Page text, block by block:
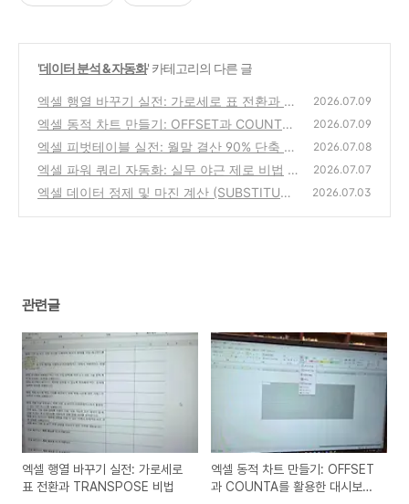
'데이터 분석 & 자동화' 카테고리의 다른 글
엑셀 행열 바꾸기 실전: 가로세로 표 전환과 T
RANSPOSE 비법
(0)
2026.07.09
엑셀 동적 차트 만들기: OFFSET과 COUNTA
를 활용한 대시보드 비법
(1)
2026.07.09
엑셀 피벗테이블 실전: 월말 결산 90% 단축 비
법
(0)
2026.07.08
엑셀 파워 쿼리 자동화: 실무 야근 제로 비법
(0)
2026.07.07
엑셀 데이터 정제 및 마진 계산 (SUBSTITUT
2026.07.03
관련글
엑셀 행열 바꾸기 실전: 가로세로
표 전환과 TRANSPOSE 비법
엑셀 동적 차트 만들기: OFFSET
과 COUNTA를 활용한 대시보드